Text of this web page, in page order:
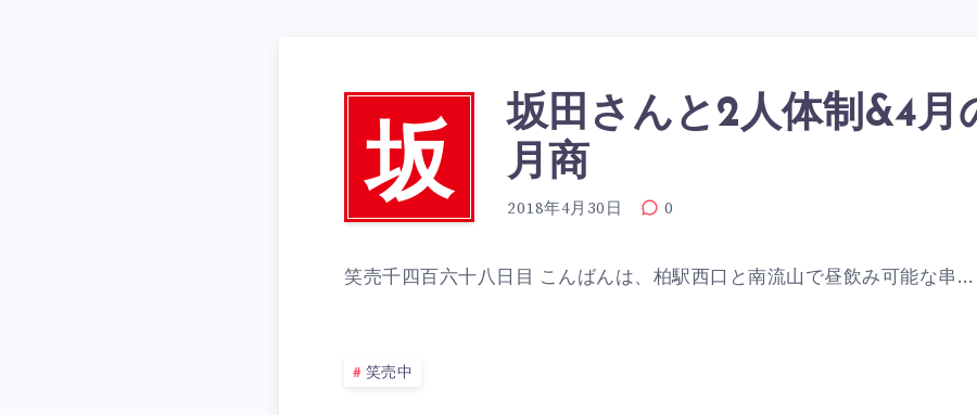
坂
坂田さんと2人体制&4月
月商
2018年4月30日 0
笑売千四百六十八日目 こんばんは、柏駅西口と南流山で昼飲み可能な串…
笑売中